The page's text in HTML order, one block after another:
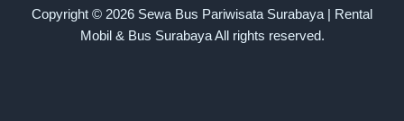
Copyright © 2026 Sewa Bus Pariwisata Surabaya | Rental
Mobil & Bus Surabaya All rights reserved.